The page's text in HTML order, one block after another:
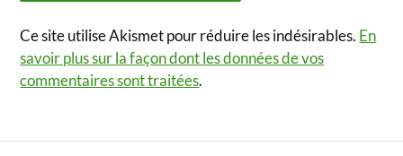
Ce site utilise Akismet pour réduire les indésirables. En
savoir plus sur la façon dont les données de vos
commentaires sont traitées.